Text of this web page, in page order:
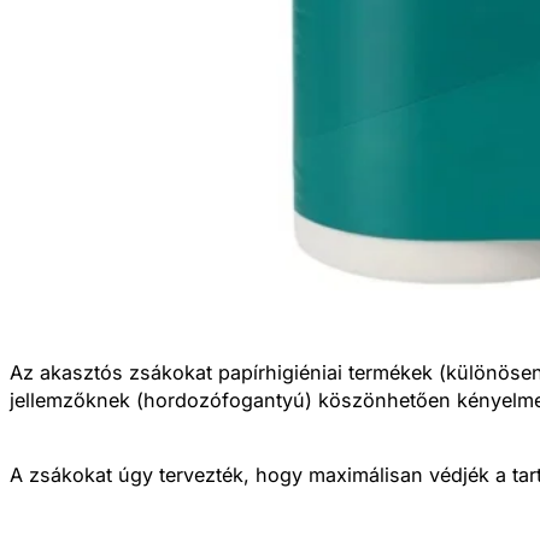
Az akasztós zsákokat papírhigiéniai termékek
jellemzőknek (hordozófogantyú) köszönhetően
A zsákokat úgy tervezték, hogy maximálisan védjék a